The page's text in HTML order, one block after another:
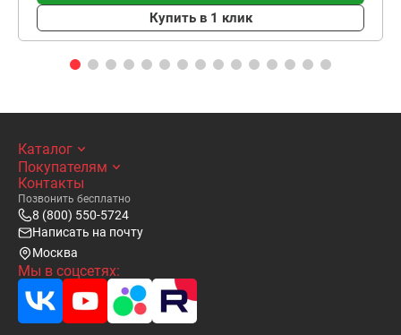
Купить в 1 клик
Каталог
Покупателям
Контакты
Позвонить бесплатно
8 (800) 550-5724
Написать на почту
Москва
Мы в соцсетях: